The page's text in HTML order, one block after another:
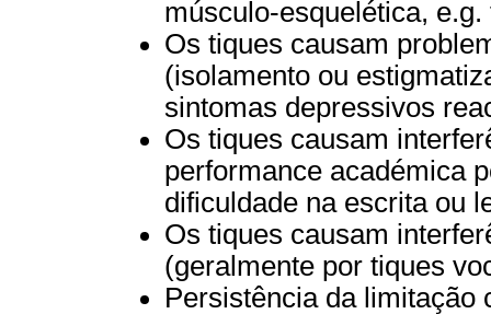
músculo-esquelética,
Os tiques causam
(isolamento ou
sintomas depressivos
Os tiques causam
performance académica
dificuldade na escrita ou
Os tiques causam
(geralmente por tiques
Persistência da limitação